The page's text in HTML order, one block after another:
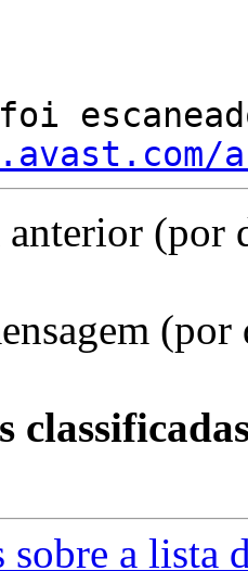
anterior (por
a lista